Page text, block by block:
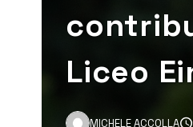
Liceo
MICHELE ACCOLLA